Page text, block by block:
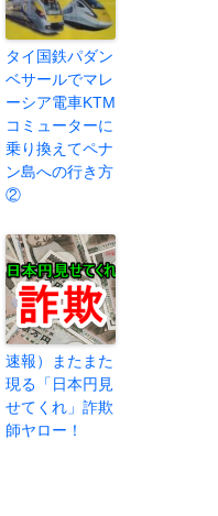
タイ国鉄パダン
ベサールでマレ
ーシア電車KTM
コミューターに
乗り換えてペナ
ン島への行き方
②
速報）またまた
現る「日本円見
せてくれ」詐欺
師ヤロー！